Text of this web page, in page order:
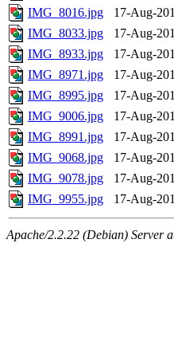
IMG_8016.jpg
17-Aug-
IMG_8033.jpg
17-Aug-
IMG_8933.jpg
17-Aug-
IMG_8971.jpg
17-Aug-
IMG_8995.jpg
17-Aug-
IMG_9006.jpg
17-Aug-
IMG_8991.jpg
17-Aug-
IMG_9068.jpg
17-Aug-
IMG_9078.jpg
17-Aug-
IMG_9955.jpg
17-Aug-
Apache/2.2.22 (Debian) Server